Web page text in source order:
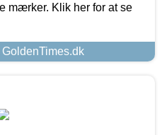
mærker. Klik her for at se